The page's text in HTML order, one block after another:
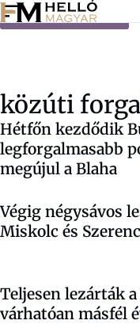
Ugrás a tartalomra
közúti
Hétfőn kezdődik
legforgalmasabb
megújul a Blaha
Végig négysávos
Miskolc és
Teljesen lezárták
várhatóan másfél